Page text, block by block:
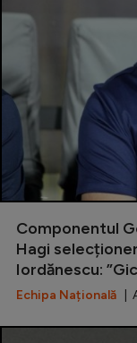
Componentul
Hagi
Iordănescu:
Echipa Națională |